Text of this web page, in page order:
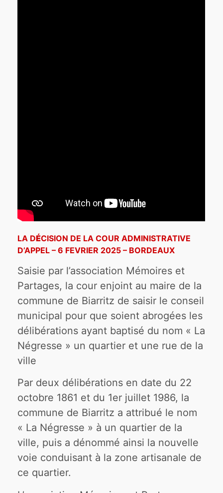
LA DÉCISION DE LA COUR ADMINISTRATIVE
D’APPEL – 6 FEVRIER 2025 – BORDEAUX
Saisie par l’association Mémoires et
Partages, la cour enjoint au maire de la
commune de Biarritz de saisir le conseil
municipal pour que soient abrogées les
délibérations ayant baptisé du nom « La
Négresse » un quartier et une rue de la
ville
Par deux délibérations en date du 22
octobre 1861 et du 1er juillet 1986, la
commune de Biarritz a attribué le nom
« La Négresse » à un quartier de la
ville, puis a dénommé ainsi la nouvelle
voie conduisant à la zone artisanale de
ce quartier.